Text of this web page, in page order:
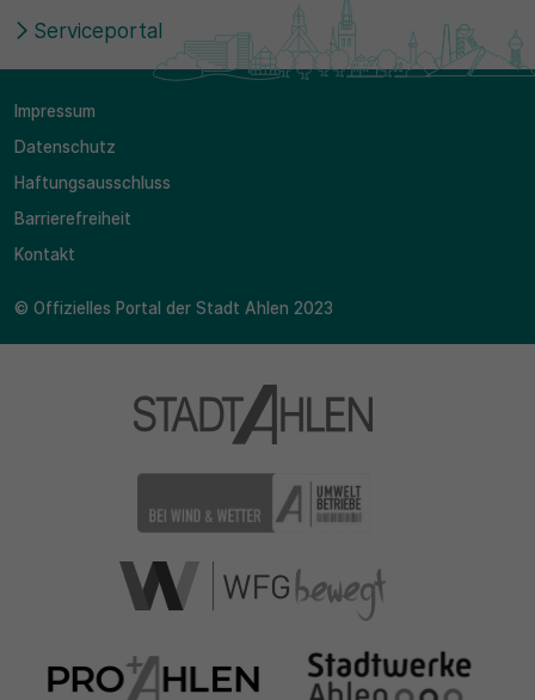
Serviceportal
Impressum
Datenschutz
Haftungsausschluss
Barrierefreiheit
Kontakt
© Offizielles Portal der Stadt Ahlen 2023